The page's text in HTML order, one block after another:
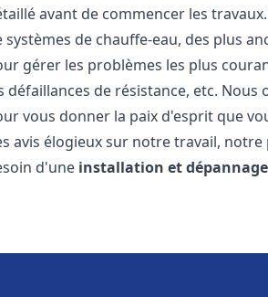
avant de commencer les
systèmes de chauffe-eau, des plus
gérer les problèmes les plus
défaillances de résistance, etc.
vous donner la paix d'esprit que
avis élogieux sur notre travail,
d'une installation et